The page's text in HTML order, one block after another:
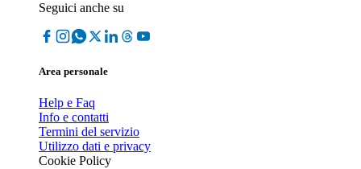
Seguici anche su
Area personale
Help e Faq
Info e contatti
Termini del servizio
Utilizzo dati e privacy
Cookie Policy